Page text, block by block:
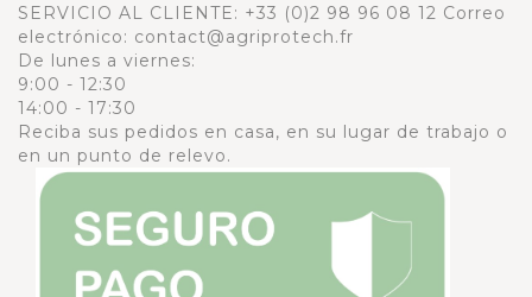
SERVICIO AL CLIENTE: +33 (0)2 98 96 08 12 Correo
electrónico: contact@agriprotech.fr
De lunes a viernes:
9:00 - 12:30
14:00 - 17:30
Reciba sus pedidos en casa, en su lugar de trabajo o
en un punto de relevo.